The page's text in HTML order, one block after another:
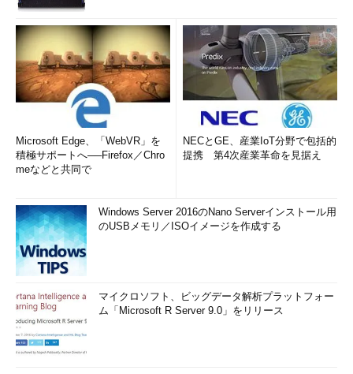
Microsoft Edge、「WebVR」を
積極サポートへ──Firefox／Chro
meなどと共同で
NECとGE、産業IoT分野で包括的
提携 第4次産業革命を見据え
Windows Server 2016のNano Serverインストール用
のUSBメモリ／ISOイメージを作成する
マイクロソフト、ビッグデータ解析プラットフォー
ム「Microsoft R Server 9.0」をリリース